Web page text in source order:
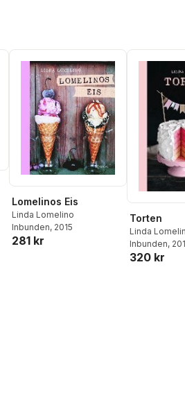
röster:
Lomelinos Eis
Linda Lomelino
Inbunden, 2015
281 kr
Torten
Linda
Inbunden,
320 kr